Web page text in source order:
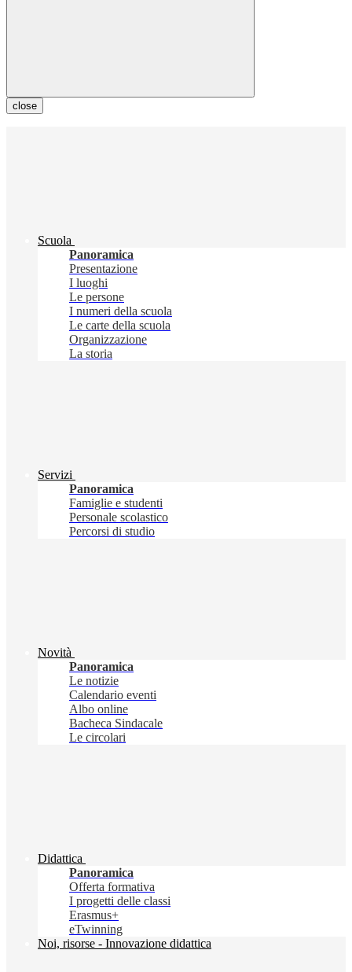
close
Scuola
Panoramica
Presentazione
I luoghi
Le persone
I numeri della scuola
Le carte della scuola
Organizzazione
La storia
Servizi
Panoramica
Famiglie e studenti
Personale scolastico
Percorsi di studio
Novità
Panoramica
Le notizie
Calendario eventi
Albo online
Bacheca Sindacale
Le circolari
Didattica
Panoramica
Offerta formativa
I progetti delle classi
Erasmus+
eTwinning
Noi, risorse - Innovazione didattica